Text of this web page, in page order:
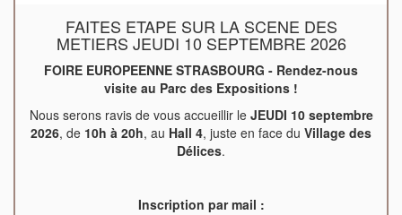
FAITES ETAPE SUR LA SCENE DES
METIERS JEUDI 10 SEPTEMBRE 2026
FOIRE EUROPEENNE STRASBOURG - Rendez-nous
visite au Parc des Expositions !
Nous serons ravis de vous accueillir le JEUDI 10 septembre
2026, de 10h à 20h, au Hall 4, juste en face du Village des
Délices.
Inscription par mail :